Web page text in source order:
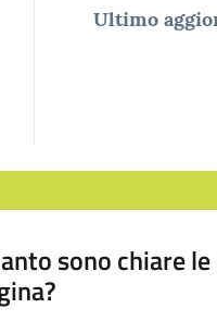
Ultimo
sono chiare